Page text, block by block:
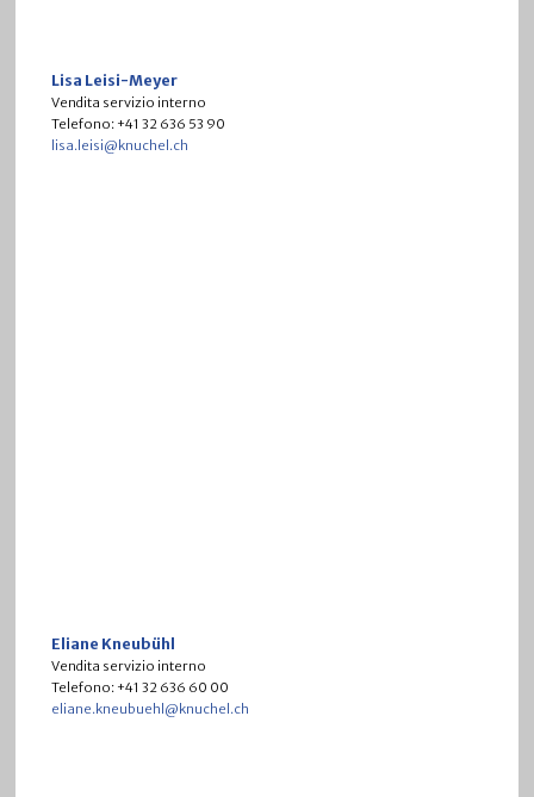
Lisa Leisi-Meyer
Vendita servizio interno
Telefono: +41 32 636 53 90
lisa.leisi@knuchel.ch
Eliane Kneubühl
Vendita servizio interno
Telefono: +41 32 636 60 00
eliane.kneubuehl@knuchel.ch